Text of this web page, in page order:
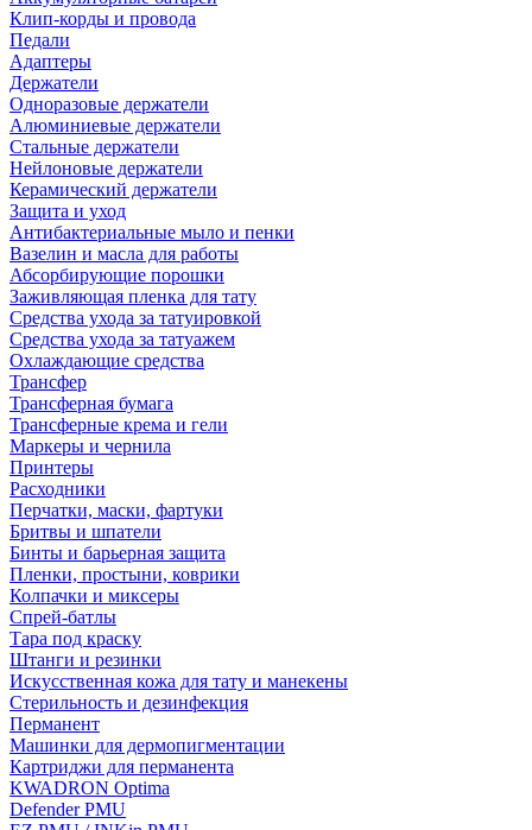
Клип-корды и провода
Педали
Адаптеры
Держатели
Одноразовые держатели
Алюминиевые держатели
Стальные держатели
Нейлоновые держатели
Керамический держатели
Защита и уход
Антибактериальные мыло и пенки
Вазелин и масла для работы
Абсорбирующие порошки
Заживляющая пленка для тату
Средства ухода за татуировкой
Средства ухода за татуажем
Охлаждающие средства
Трансфер
Трансферная бумага
Трансферные крема и гели
Маркеры и чернила
Принтеры
Расходники
Перчатки, маски, фартуки
Бритвы и шпатели
Бинты и барьерная защита
Пленки, простыни, коврики
Колпачки и миксеры
Спрей-батлы
Тара под краску
Штанги и резинки
Искусственная кожа для тату и манекены
Стерильность и дезинфекция
Перманент
Машинки для дермопигментации
Картриджи для перманента
KWADRON Optima
Defender PMU